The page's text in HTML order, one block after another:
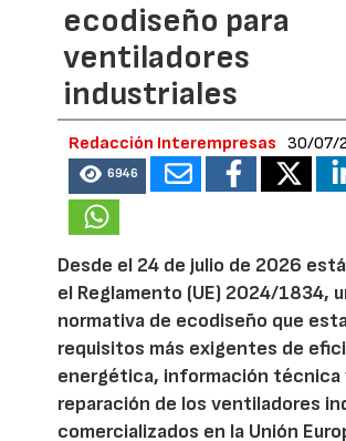
ecodiseño para
ventiladores
industriales
Redacción Interempresas 30/07/
6946
Desde el 24 de julio de 2026
el Reglamento (UE) 2024/1834,
normativa de ecodiseño que
requisitos más exigentes de
energética, información técnica
reparación de los ventiladores
comercializados en la Unión